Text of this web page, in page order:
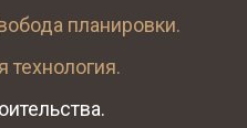
планировки.
технология.